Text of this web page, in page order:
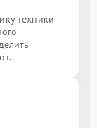
техники